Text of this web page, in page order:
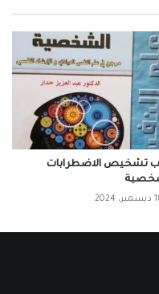
تشخيص الاضطرابات
2024